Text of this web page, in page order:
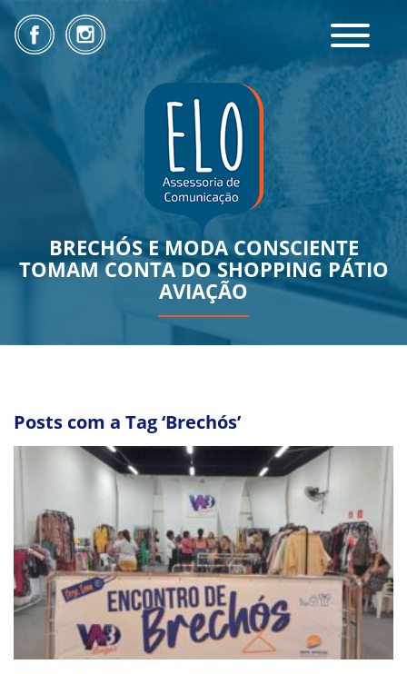
Toggle
BRECHÓS E MODA CONSCIENTE
TOMAM CONTA DO SHOPPING PÁTIO
AVIAÇÃO
Posts com a Tag ‘Brechós’